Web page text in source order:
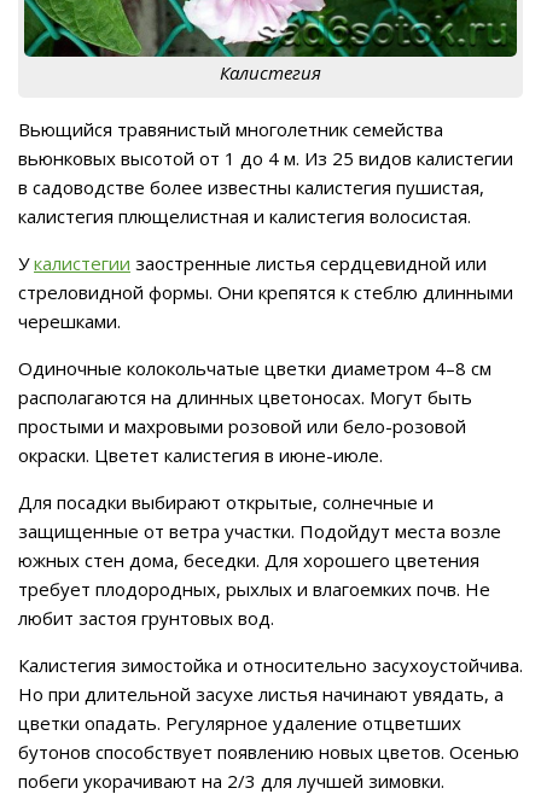
Калистегия
Вьющийся травянистый многолетник семейства
вьюнковых высотой от 1 до 4 м. Из 25 видов калистегии
в садоводстве более известны калистегия пушистая,
калистегия плющелистная и калистегия волосистая.
Укалистегии заостренные листья сердцевидной или
стреловидной формы. Они крепятся к стеблю длинными
черешками.
Одиночные колокольчатые цветки диаметром 4–8 см
располагаются на длинных цветоносах. Могут быть
простыми и махровыми розовой или бело-розовой
окраски. Цветет калистегия в июне-июле.
Для посадки выбирают открытые, солнечные и
защищенные от ветра участки. Подойдут места возле
южных стен дома, беседки. Для хорошего цветения
требует плодородных, рыхлых и влагоемких почв. Не
любит застоя грунтовых вод.
Калистегия зимостойка и относительно засухоустойчива.
Но при длительной засухе листья начинают увядать, а
цветки опадать. Регулярное удаление отцветших
бутонов способствует появлению новых цветов. Осенью
побеги укорачивают на 2/3 для лучшей зимовки.